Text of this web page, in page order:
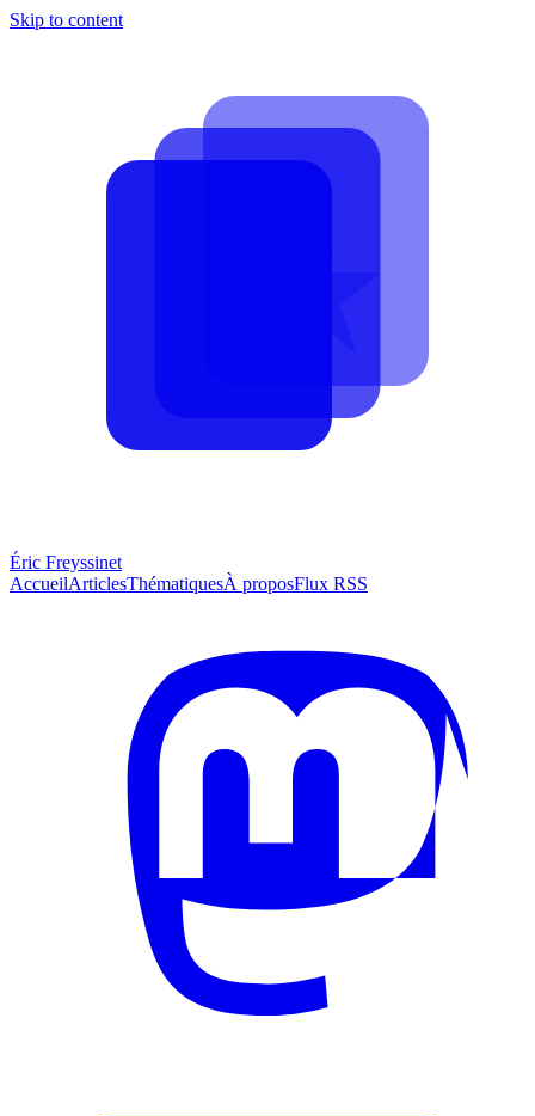
Skip to content
Éric Freyssinet
AccueilArticlesThématiquesÀ proposFlux RSS